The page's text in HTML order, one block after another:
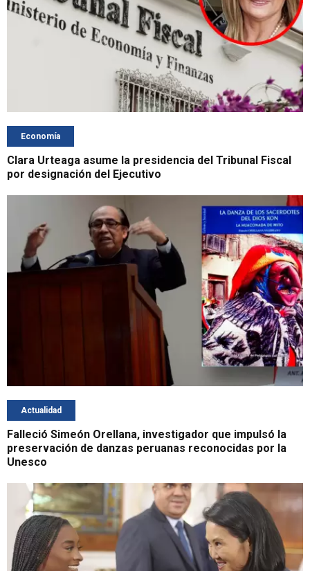
Economía
Clara Urteaga asume la presidencia del Tribunal Fiscal
por designación del Ejecutivo
Actualidad
Falleció Simeón Orellana, investigador que impulsó la
preservación de danzas peruanas reconocidas por la
Unesco